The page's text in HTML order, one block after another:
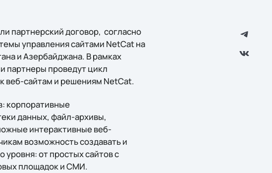
партнерский договор, согласно
управления сайтами NetCat на
и Азербайджана. В рамках
партнеры проведут цикл
веб-сайтам и решениям NetCat.
корпоративные
данных, файл-архивы,
интерактивные веб-
возможность создавать и
от простых сайтов с
площадок и СМИ.